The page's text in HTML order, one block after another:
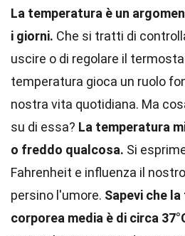
La temperatura è un
i giorni. Che si tratti di
uscire o di regolare il
temperatura gioca un ruolo
nostra vita quotidiana. Ma
su di essa? La temperatura
o freddo qualcosa. Si
Fahrenheit e influenza il
persino l'umore. Sapevi che
corporea media è di circa